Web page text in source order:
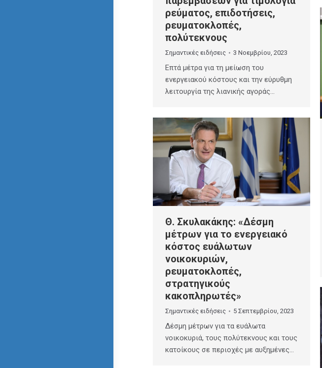
ρεύματος, επιδοτήσεις,
ρευματοκλοπές,
πολύτεκνους
Σημαντικές ειδήσεις 3 Νοεμβρίου, 2023
Επτά μέτρα για τη μείωση του
ενεργειακού κόστους και την εύρυθμη
λειτουργία της λιανικής αγοράς…
Θ. Σκυλακάκης: «Δέσμη
μέτρων για το ενεργειακό
κόστος ευάλωτων
νοικοκυριών,
ρευματοκλοπές,
στρατηγικούς
κακοπληρωτές»
Σημαντικές ειδήσεις 5 Σεπτεμβρίου, 2023
Δέσμη μέτρων για τα ευάλωτα
νοικοκυριά, τους πολύτεκνους και τους
κατοίκους σε περιοχές με αυξημένες…